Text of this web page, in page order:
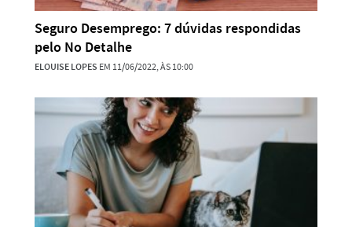
Seguro Desemprego: 7 dúvidas respondidas
pelo No Detalhe
ELOUISE LOPES EM 11/06/2022, ÀS 10:00